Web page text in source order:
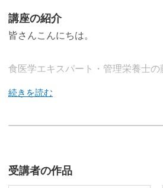
講座の紹介
皆さんこんにちは。
食医学エキスパート・管理栄養士の
おからに秘められたパワーや、幅
受講者の作品